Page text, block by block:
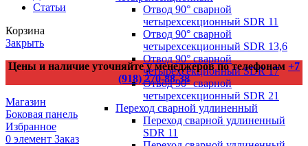
Отвод 90° сварной
четырехсекционный SDR 11
Отвод 90° сварной
четырехсекционный SDR 13,6
Отвод 90° сварной
четырехсекционный SDR 17
Отвод 90° сварной
четырехсекционный SDR 21
Переход сварной удлиненный
Переход сварной удлиненный
SDR 11
Статьи
Корзина
Закрыть
Цены и наличие уточняйте у менеджеров по телефонам +7
(918) 270-88-38
Магазин
Боковая панель
Избранное
0 элемент Заказ